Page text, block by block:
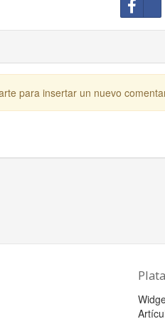
para insertar un nuevo